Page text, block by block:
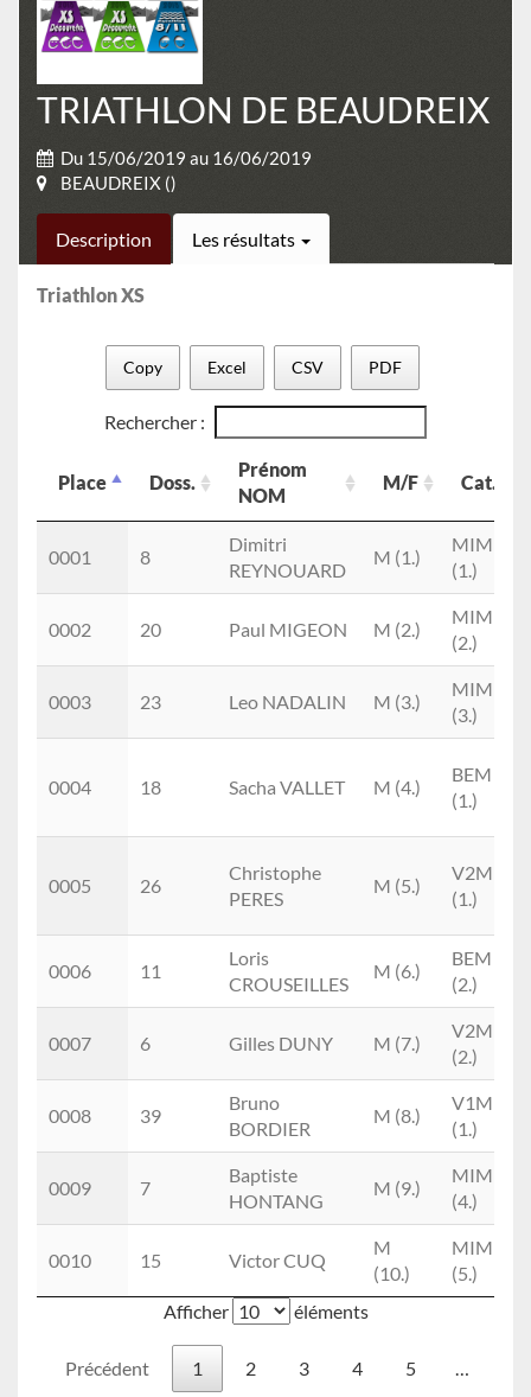
TRIATHLON DE BEAUDREIX
Du 15/06/2019 au 16/06/2019
BEAUDREIX ()
Description Les résultats
Triathlon XS
Copy Excel CSV PDF
Rechercher :
Place Doss.
Prénom
NOM
M/F Cat.
Prénom
NOM
Cat.
0001
8
Dimitri
REYNOUARD
M (1.)
MIM
(1.)
0002 20 Paul MIGEON M (2.)
MIM
(2.)
0003 23 Leo NADALIN M (3.)
MIM
(3.)
0004 18 Sacha VALLET M (4.)
BEM
(1.)
0005 26
Christophe
PERES
M (5.)
V2M
(1.)
0006 11
Loris
CROUSEILLES
M (6.)
BEM
(2.)
0007 6 Gilles DUNY M (7.)
V2M
(2.)
0008 39
Bruno
BORDIER
M (8.)
V1M
(1.)
0009 7
Baptiste
HONTANG
M (9.)
MIM
(4.)
0010 15 Victor CUQ
M
(10.)
MIM
(5.)
Afficher
éléments
Précédent 1 2 3 4 5 …